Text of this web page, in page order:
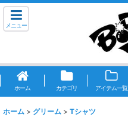
メニュー
ホーム カテゴリ アイテム一覧
ホーム > グリーム > Tシャツ